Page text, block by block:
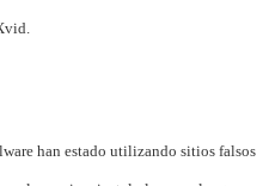
han estado utilizando sitios falsos